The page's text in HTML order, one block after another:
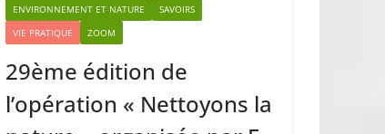
ENVIRONNEMENT ET NATURE
SAVOIRS
VIE PRATIQUE
ZOOM
29ème édition de
l’opération « Nettoyons la